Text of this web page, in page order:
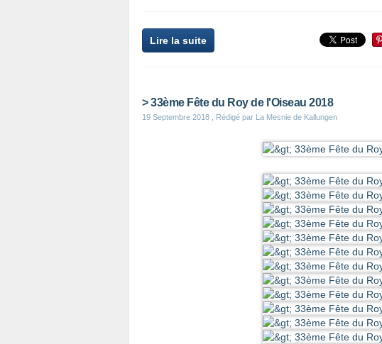
Lire la suite
> 33ème Fête du Roy de l'Oiseau 2018
19 Septembre 2018 , Rédigé par La Mesnie de Kallungen